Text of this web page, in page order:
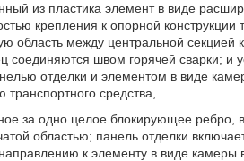
из пластика элемент в виде
крепления к опорной конструкции
область между центральной секцией
швом горячей сварки; и
отделки и элементом в виде
средства,
за одно целое блокирующее ребро,
областью; панель отделки
к элементу в виде камеры